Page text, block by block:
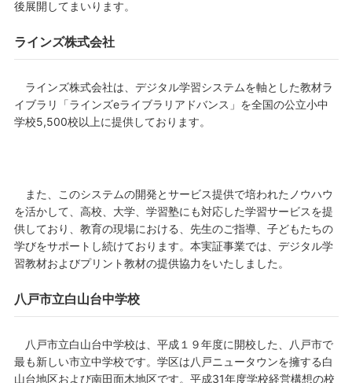
後展開してまいります。
ラインズ株式会社
ラインズ株式会社は、デジタル学習システムを軸とした教材ラ
イブラリ「ラインズeライブラリアドバンス」を全国の公立小中
学校5,500校以上に提供しております。
また、このシステムの開発とサービス提供で培われたノウハウ
を活かして、高校、大学、学習塾にも対応した学習サービスを提
供しており、教育の現場における、先生のご指導、子どもたちの
学びをサポートし続けております。本実証事業では、デジタル学
習教材およびプリント教材の提供協力をいたしました。
八戸市立白山台中学校
八戸市立白山台中学校は、平成１９年度に開校した、八戸市で
最も新しい市立中学校です。学区は八戸ニュータウンを擁する白
山台地区および南田面木地区です。平成31年度学校経営構想の校